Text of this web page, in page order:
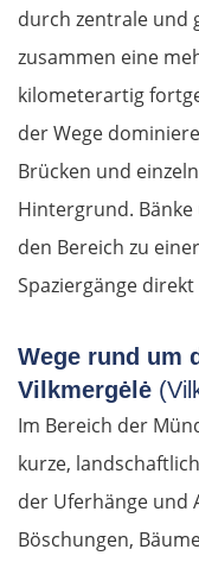
durch zentrale und
zusammen eine
kilometerartig
der Wege
Brücken und
Hintergrund.
den Bereich zu
Spaziergänge direkt
Wege rund um
Vilkmergėlė
Im Bereich der
kurze,
der Uferhänge und
Böschungen,